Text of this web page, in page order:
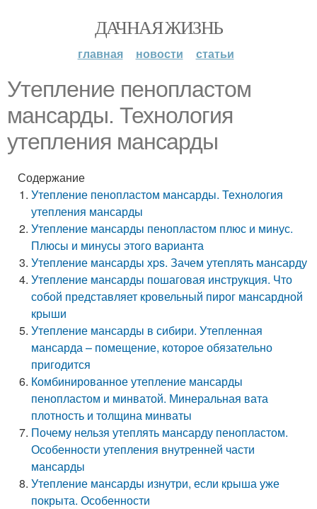
ДАЧНАЯ ЖИЗНЬ
главная новости статьи
Утепление пенопластом
мансарды. Технология
утепления мансарды
Содержание
Утепление пенопластом мансарды. Технология
утепления мансарды
Утепление мансарды пенопластом плюс и минус.
Плюсы и минусы этого варианта
Утепление мансарды xps. Зачем утеплять мансарду
Утепление мансарды пошаговая инструкция. Что
собой представляет кровельный пирог мансардной
крыши
Утепление мансарды в сибири. Утепленная
мансарда – помещение, которое обязательно
пригодится
Комбинированное утепление мансарды
пенопластом и минватой. Минеральная вата
плотность и толщина минваты
Почему нельзя утеплять мансарду пенопластом.
Особенности утепления внутренней части
мансарды
Утепление мансарды изнутри, если крыша уже
покрыта. Особенности